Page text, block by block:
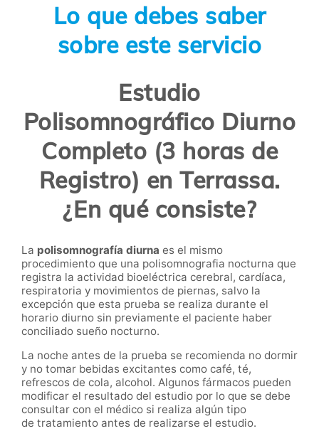
Lo que debes saber
sobre este servicio
Estudio
Polisomnográfico Diurno
Completo (3 horas de
Registro) en Terrassa.
¿En qué consiste?
La polisomnografía diurna es el mismo
procedimiento que una polisomnografia nocturna que
registra la actividad bioeléctrica cerebral, cardíaca,
respiratoria y movimientos de piernas, salvo la
excepción que esta prueba se realiza durante el
horario diurno sin previamente el paciente haber
conciliado sueño nocturno.
La noche antes de la prueba se recomienda no dormir
y no tomar bebidas excitantes como café, té,
refrescos de cola, alcohol. Algunos fármacos pueden
modificar el resultado del estudio por lo que se debe
consultar con el médico si realiza algún tipo
de tratamiento antes de realizarse el estudio.